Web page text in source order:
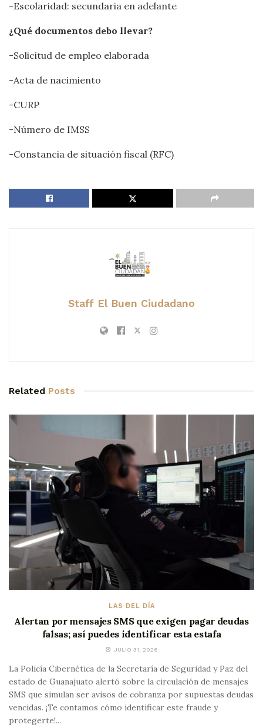
-Escolaridad: secundaria en adelante
¿Qué documentos debo llevar?
-Solicitud de empleo elaborada
-Acta de nacimiento
-CURP
-Número de IMSS
-Constancia de situación fiscal (RFC)
Staff El Buen Ciudadano
Related Posts
LAS DEL DÍA
Alertan por mensajes SMS que exigen pagar deudas
falsas; así puedes identificar esta estafa
JULIO 31, 2026
La Policía Cibernética de la Secretaría de Seguridad y Paz del
estado de Guanajuato alertó sobre la circulación de mensajes
SMS que simulan ser avisos de cobranza por supuestas deudas
vencidas. ¡Te contamos cómo identificar este fraude y
protegerte!...